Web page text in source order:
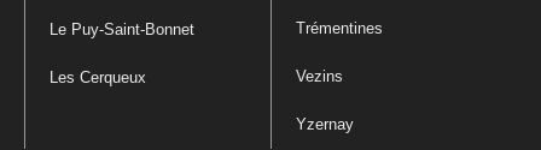
Le Puy-Saint-Bonnet
Les Cerqueux
Trémentines
Vezins
Yzernay